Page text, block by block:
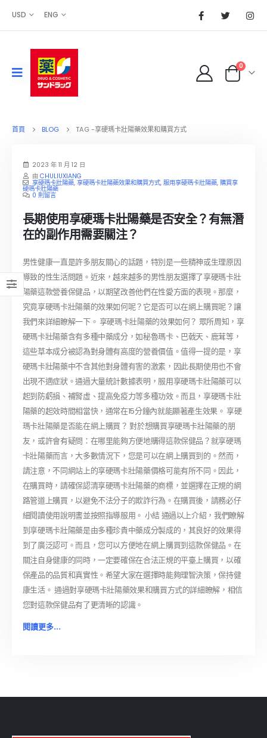
USD ENG
0
首頁 BLOG TAG -享硬瑪卡壯陽藥效果和購買方式
2023 年 11 月 12 日
由CHULIUXIANG
享硬瑪卡壯陽藥,享硬瑪卡壯陽藥效果和購買方式,服用享硬瑪卡壯陽藥,購買享
硬瑪卡壯陽藥
0 則留言
長期使用享硬瑪卡壯陽藥是否安全？有無潛
在的副作用需要關注？
男性健康一直是許多朋友關心的話題，特別是一些精神或生理原因
導致的性生活問題。近來，越來越多的男性朋友選擇了享硬瑪卡壯
陽藥這款營養保健品，以期望改善他們在性愛方面的表現。那麼，
究竟享硬瑪卡壯陽藥的效果如何呢？它是否可以在網上購買呢？讓
我們來詳細瞭解一下。 享硬瑪卡壯陽藥的效果如何？ 眾所周知，享
硬瑪卡壯陽藥含有多種中藥成分，如秘魯瑪卡、巴戟天、鹿茸等，
這些草本成分被認為對身體有高度的營養價值。值得一提的是，享
硬瑪卡壯陽藥中不含其他對身體有害的激素，因此長期使用也不會
出現不適症狀。通過大量統計數據表明，服用享硬瑪卡壯陽藥可以
起到防虧損、補腎虛、提高免疫力等多種功效。而且，享硬瑪卡壯
陽藥的起效時間相當快，通常在15分鐘內就能顯著產生效果。 享硬
瑪卡壯陽藥是否能在網上購買？ 對於想購買享硬瑪卡壯陽藥的朋
友，或許會有疑問：在哪里能夠方便地購得這款保健品？就享硬瑪
卡壯陽藥而言，大多數情況下，您是可以在網上購買到的。然而，
請注意，不同網站上的享硬瑪卡壯陽藥價格可能有所不同。因此，
在購買時，請確保認清享硬瑪卡壯陽藥的商標，並選擇在正規的網
路管道上購買，以避免不法分子的欺詐行為。在購買後，請務必仔
細閱讀使用說明書並按照指導服用。 小結 通過以上介紹，我們瞭解
到享硬瑪卡壯陽藥是由多種珍貴中藥成分製成的，其良好的效果得
到了廣泛認可。而且，您可以方便地在網上購買到這款保健品。在
關注自身健康的同時，一定要確保在合法正規的平臺上購買，以確
保產品的品質和真實性。希望大家在選擇時能夠理智決策，保持健
康生活。 通過對享硬瑪卡壯陽藥效果和購買方式的詳細瞭解，相信
您對這款保健品有了更清晰的認識。
閱讀更多...